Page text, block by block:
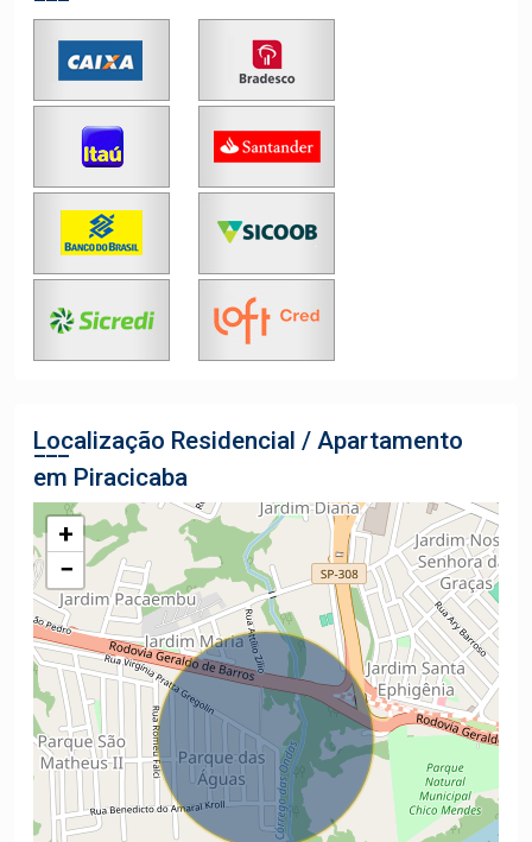
Localização Residencial / Apartamento
em Piracicaba
+
−